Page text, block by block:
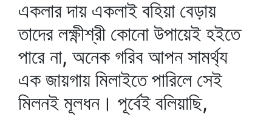
একলার দায় একলাই বহিয়া বেড়ায়
তাদের লক্ষ্ণীশ্রী কোনো উপায়েই হইতে
পারে না, অনেক গরিব আপন সামর্থ্য
এক জায়গায় মিলাইতে পারিলে সেই
মিলনই মূলধন। পূর্বেই বলিয়াছি,